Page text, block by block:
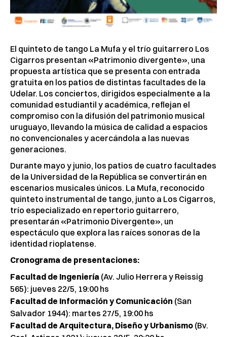
El quinteto de tango La Mufa y el trío guitarrero Los
Cigarros presentan «Patrimonio divergente», una
propuesta artística que se presenta con entrada
gratuita en los patios de distintas facultades de la
Udelar. Los conciertos, dirigidos especialmente a la
comunidad estudiantil y académica, reflejan el
compromiso con la difusión del patrimonio musical
uruguayo, llevando la música de calidad a espacios
no convencionales y acercándola a las nuevas
generaciones.
Durante mayo y junio, los patios de cuatro facultades
de la Universidad de la República se convertirán en
escenarios musicales únicos. La Mufa, reconocido
quinteto instrumental de tango, junto a Los Cigarros,
trío especializado en repertorio guitarrero,
presentarán «Patrimonio Divergente», un
espectáculo que explora las raíces sonoras de la
identidad rioplatense.
Cronograma de presentaciones:
Facultad de Ingeniería (Av. Julio Herrera y Reissig
565): jueves 22/5, 19:00 hs
Facultad de Información y Comunicación (San
Salvador 1944): martes 27/5, 19:00 hs
Facultad de Arquitectura, Diseño y Urbanismo (Bv.